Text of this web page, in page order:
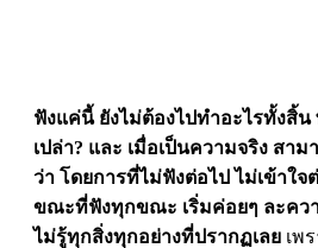
ฟังแค่นี้ ยังไม่ต้องไปทำอะไรทั้งสิ้
เปล่า? และ เมื่อเป็นความจริง สาม
ว่า โดยการที่ไม่ฟังต่อไป ไม่เข้าใจ
ขณะที่ฟังทุกขณะ เริ่มค่อยๆ ละคว
ไม่รู้ทุกสิ่งทุกอย่างที่ปรากฏเลย เพ